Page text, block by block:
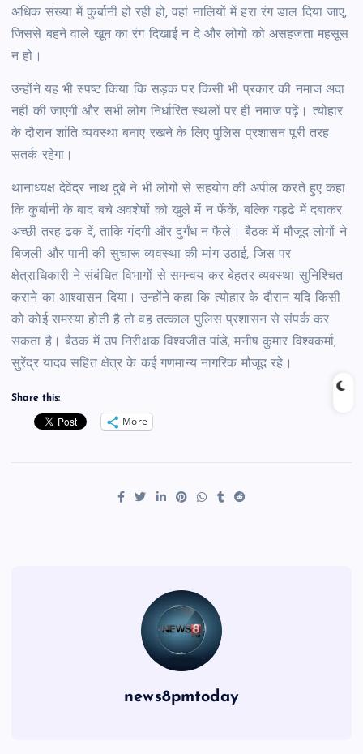
अधिक संख्या में कुर्बानी हो रही हो, वहां नालियों में हरा रंग डाल दिया जाए,
जिससे बहने वाले खून का रंग दिखाई न दे और लोगों को असहजता महसूस
न हो।
उन्होंने यह भी स्पष्ट किया कि सड़क पर किसी भी प्रकार की नमाज अदा
नहीं की जाएगी और सभी लोग निर्धारित स्थलों पर ही नमाज पढ़ें। त्योहार
के दौरान शांति व्यवस्था बनाए रखने के लिए पुलिस प्रशासन पूरी तरह
सतर्क रहेगा।
थानाध्यक्ष देवेंद्र नाथ दुबे ने भी लोगों से सहयोग की अपील करते हुए कहा
कि कुर्बानी के बाद बचे अवशेषों को खुले में न फेंकें, बल्कि गड्ढे में दबाकर
अच्छी तरह ढक दें, ताकि गंदगी और दुर्गंध न फैले। बैठक में मौजूद लोगों ने
बिजली और पानी की सुचारू व्यवस्था की मांग उठाई, जिस पर
क्षेत्राधिकारी ने संबंधित विभागों से समन्वय कर बेहतर व्यवस्था सुनिश्चित
कराने का आश्वासन दिया। उन्होंने कहा कि त्योहार के दौरान यदि किसी
को कोई समस्या होती है तो वह तत्काल पुलिस प्रशासन से संपर्क कर
सकता है। बैठक में उप निरीक्षक विश्वजीत पांडे, मनीष कुमार विश्वकर्मा,
सुरेंद्र यादव सहित क्षेत्र के कई गणमान्य नागरिक मौजूद रहे।
Share this:
More
news8pmtoday